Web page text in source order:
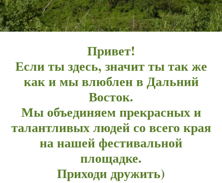
Привет!
Если ты здесь, значит ты так же
как и мы влюблен в Дальний
Восток.
Мы объединяем прекрасных и
талантливых людей со всего края
на нашей фестивальной
площадке.
Приходи дружить)